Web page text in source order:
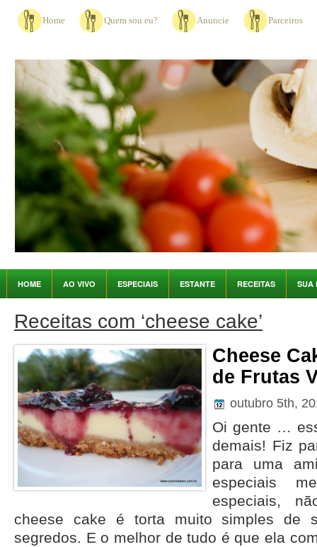
Home Quem sou eu? Anuncie Parceiros
HOME AO VIVO ESPECIAIS ESTANTE RECEITAS SUA
Receitas com ‘cheese cake’
Cheese
de Frutas
outubro 5th,
Oi gente …
demais! Fiz
para uma
especiais
especiais,
cheese cake é torta muito simples de
segredos. E o melhor de tudo é que ela